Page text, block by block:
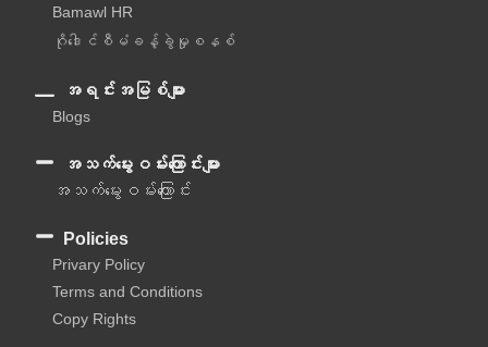
Bamawl HR
ဂိုဒေါင်စီမံခန့်ခွဲမှုစနစ်
အရင်းအမြစ်များ
Blogs
အသက်မွေးဝမ်းကြောင်းများ
အသက်မွေးဝမ်းကြောင်း
Policies
Privary Policy
Terms and Conditions
Copy Rights